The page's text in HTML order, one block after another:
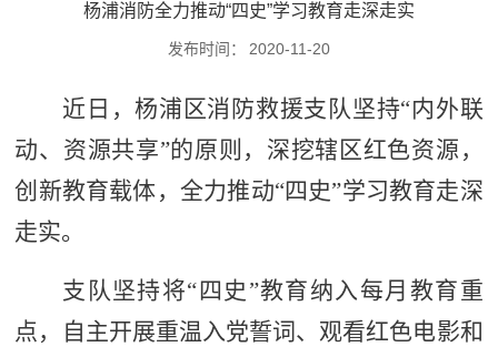
杨浦消防全力推动“四史”学习教育走深走实
发布时间： 2020-11-20
近日，杨浦区消防救援支队坚持“内外联
动、资源共享”的原则，深挖辖区红色资源，
创新教育载体，全力推动“四史”学习教育走深
走实。
支队坚持将“四史”教育纳入每月教育重
点，自主开展重温入党誓词、观看红色电影和